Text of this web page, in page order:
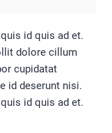
id quis ad et.
dolore cillum
cupidatat
id deserunt nisi.
id quis ad et.